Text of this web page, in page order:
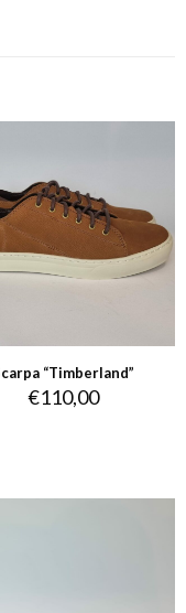
“Timberland”
€110,00